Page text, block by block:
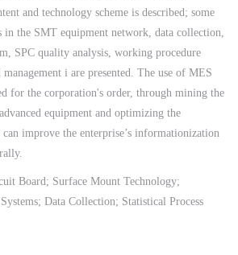
and technology scheme is described; some
in the SMT equipment network, data collection,
SPC quality analysis, working procedure
i are presented. The use of MES
for the corporation's order, through mining the
equipment and optimizing the
improve the enterprise’s informationization
Board; Surface Mount Technology;
Data Collection; Statistical Process